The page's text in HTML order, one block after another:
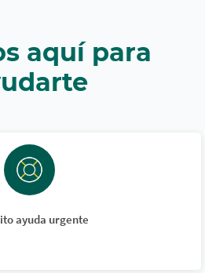
aquí para
ayuda urgente